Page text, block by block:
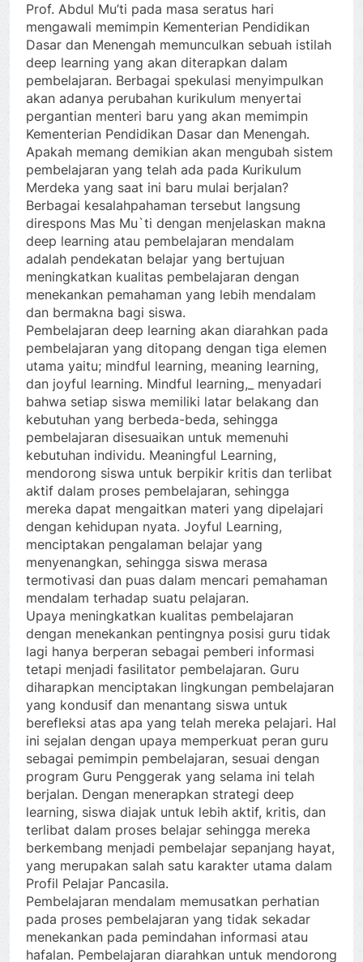
Prof. Abdul Mu’ti pada masa seratus hari
mengawali memimpin Kementerian Pendidikan
Dasar dan Menengah memunculkan sebuah istilah
deep learning yang akan diterapkan dalam
pembelajaran. Berbagai spekulasi menyimpulkan
akan adanya perubahan kurikulum menyertai
pergantian menteri baru yang akan memimpin
Kementerian Pendidikan Dasar dan Menengah.
Apakah memang demikian akan mengubah sistem
pembelajaran yang telah ada pada Kurikulum
Merdeka yang saat ini baru mulai berjalan?
Berbagai kesalahpahaman tersebut langsung
direspons Mas Mu`ti dengan menjelaskan makna
deep learning atau pembelajaran mendalam
adalah pendekatan belajar yang bertujuan
meningkatkan kualitas pembelajaran dengan
menekankan pemahaman yang lebih mendalam
dan bermakna bagi siswa.
Pembelajaran deep learning akan diarahkan pada
pembelajaran yang ditopang dengan tiga elemen
utama yaitu; mindful learning, meaning learning,
dan joyful learning. Mindful learning,_ menyadari
bahwa setiap siswa memiliki latar belakang dan
kebutuhan yang berbeda-beda, sehingga
pembelajaran disesuaikan untuk memenuhi
kebutuhan individu. Meaningful Learning,
mendorong siswa untuk berpikir kritis dan terlibat
aktif dalam proses pembelajaran, sehingga
mereka dapat mengaitkan materi yang dipelajari
dengan kehidupan nyata. Joyful Learning,
menciptakan pengalaman belajar yang
menyenangkan, sehingga siswa merasa
termotivasi dan puas dalam mencari pemahaman
mendalam terhadap suatu pelajaran.
Upaya meningkatkan kualitas pembelajaran
dengan menekankan pentingnya posisi guru tidak
lagi hanya berperan sebagai pemberi informasi
tetapi menjadi fasilitator pembelajaran. Guru
diharapkan menciptakan lingkungan pembelajaran
yang kondusif dan menantang siswa untuk
berefleksi atas apa yang telah mereka pelajari. Hal
ini sejalan dengan upaya memperkuat peran guru
sebagai pemimpin pembelajaran, sesuai dengan
program Guru Penggerak yang selama ini telah
berjalan. Dengan menerapkan strategi deep
learning, siswa diajak untuk lebih aktif, kritis, dan
terlibat dalam proses belajar sehingga mereka
berkembang menjadi pembelajar sepanjang hayat,
yang merupakan salah satu karakter utama dalam
Profil Pelajar Pancasila.
Pembelajaran mendalam memusatkan perhatian
pada proses pembelajaran yang tidak sekadar
menekankan pada pemindahan informasi atau
hafalan. Pembelajaran diarahkan untuk mendorong